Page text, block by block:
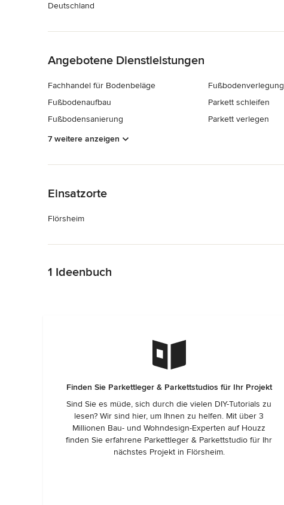
Deutschland
Angebotene Dienstleistungen
Fachhandel für Bodenbeläge
Fußbodenaufbau
Fußbodensanierung
Fußbodenverlegung
Parkett schleifen
Parkett verlegen
7 weitere anzeigen
Einsatzorte
Flörsheim
1 Ideenbuch
Finden Sie Parkettleger & Parkettstudios für Ihr Projekt
Sind Sie es müde, sich durch die vielen DIY-Tutorials zu
lesen? Wir sind hier, um Ihnen zu helfen. Mit über 3
Millionen Bau- und Wohndesign-Experten auf Houzz
finden Sie erfahrene Parkettleger & Parkettstudio für Ihr
nächstes Projekt in Flörsheim.